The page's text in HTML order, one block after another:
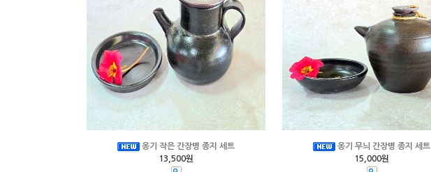
옹기 작은 간장병 종지 세트
13,500원
옹기 무늬 간장병 종지 세트
15,000원